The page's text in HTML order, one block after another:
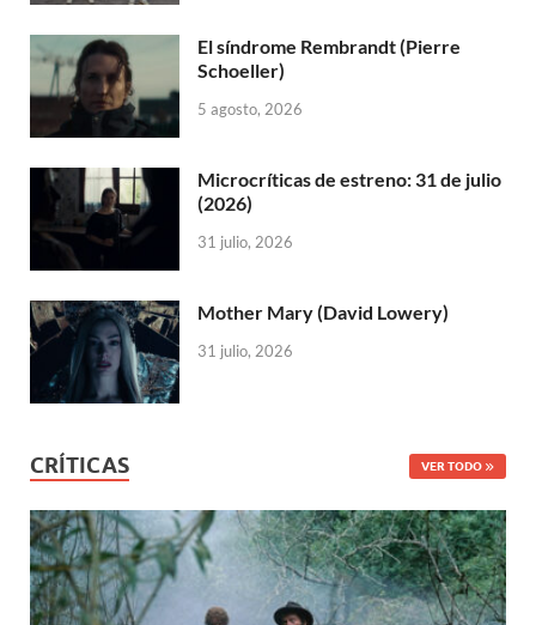
El síndrome Rembrandt (Pierre
Schoeller)
5 agosto, 2026
Microcríticas de estreno: 31 de julio
(2026)
31 julio, 2026
Mother Mary (David Lowery)
31 julio, 2026
CRÍTICAS VER TODO